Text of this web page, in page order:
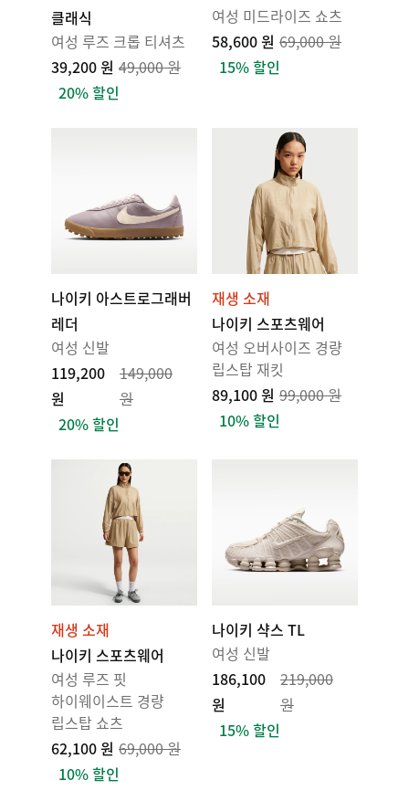
클래식
여성 루즈 크롭 티셔츠
39,200 원 49,000 원
20% 할인
여성 미드라이즈 쇼츠
58,600 원 69,000 원
15% 할인
나이키 아스트로그래버
레더
여성 신발
119,200
원
149,000
원
20% 할인
재생 소재
나이키 스포츠웨어
여성 오버사이즈 경량
립스탑 재킷
89,100 원 99,000 원
10% 할인
재생 소재
나이키 스포츠웨어
여성 루즈 핏
하이웨이스트 경량
립스탑 쇼츠
62,100 원 69,000 원
10% 할인
나이키 샥스 TL
여성 신발
186,100
원
219,000
원
15% 할인